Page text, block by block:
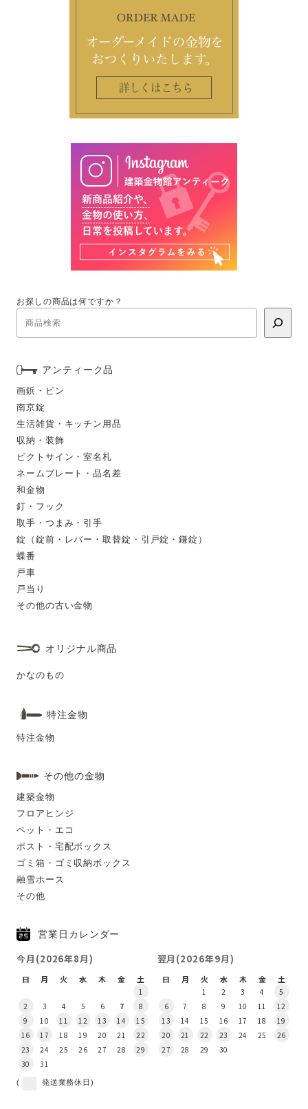
お探しの商品は何ですか？
アンティーク品
画鋲・ピン
南京錠
生活雑貨・キッチン用品
収納・装飾
ピクトサイン・室名札
ネームプレート・品名差
和金物
釘・フック
取手・つまみ・引手
錠（錠前・レバー・取替錠・引戸錠・鎌錠）
蝶番
戸車
戸当り
その他の古い金物
オリジナル商品
かなのもの
特注金物
特注金物
その他の金物
建築金物
フロアヒンジ
ペット・エコ
ポスト・宅配ボックス
ゴミ箱・ゴミ収納ボックス
融雪ホース
その他
営業日カレンダー
今月(2026年8月)
日 月 火 水 木 金 土
1
2
3 4 5 6 7
8
9
10 11 12 13 14
15
16
17 18 19 20 21
22
23
24 25 26 27 28
29
30
31
翌月(2026年9月)
日 月 火 水 木 金 土
1 2 3 4
5
6
7 8 9 10 11
12
13
14 15 16 17 18
19
20
21 22 23 24 25
26
27
28 29 30
( 発送業務休日)